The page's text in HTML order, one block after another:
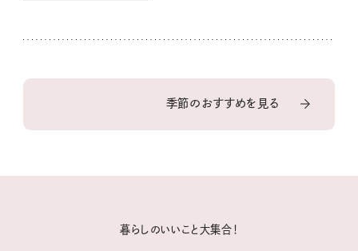
季節のおすすめを見る
暮らしのいいこと大集合！